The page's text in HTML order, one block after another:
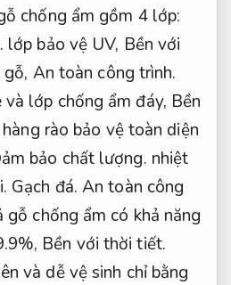
chống ẩm gồm 4 lớp:
lớp bảo vệ UV, Bền với
An toàn công trình.
lớp chống ẩm đáy, Bền
rào bảo vệ toàn diện
bảo chất lượng. nhiệt
Gạch đá. An toàn công
gỗ chống ẩm có khả năng
Bền với thời tiết.
và dễ vệ sinh chỉ bằng